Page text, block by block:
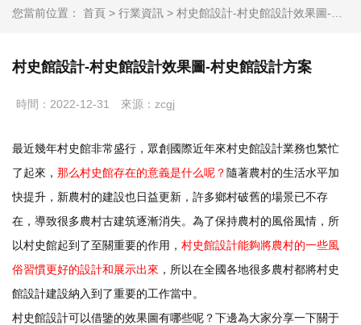
您當前位置： 首頁 > 行業資訊 > 村史館設計-村史館設計效果圖-村史館設計方案
村史館設計-村史館設計效果圖-村史館設計方案
時間：2022-12-31 來源：zcgj
最近幾年村史館非常盛行，眾創國際近年來村史館設計業務也繁忙
了起來， 那么村史館存在的意義是什么呢？ 隨著農村的生活水平加
快提升，新農村的建設也日益更新，許多鄉村破舊的場景已不存
在，導致很多農村古建筑逐漸消失。為了保持農村的風俗風情，所
以村史館起到了至關重要的作用， 村史館設計能夠將農村的一些風
俗習慣更好的設計和展示出來 ，所以在全國各地很多農村都將村史
館設計建設納入到了重要的工作當中。
村史館設計可以借鑒的效果圖有哪些呢？下邊為大家分享一下關于